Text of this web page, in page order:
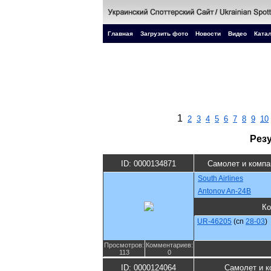
Главная Загрузить фото Новости Видео
1 2 3 4 5 6 7 8 9 10
ID: 0000134871 Самолет и
South Airlines
Antonov An-24B
UR-46205 (cn 28-03)
Просмотров:
113
Комментариев:
0
ID: 0000124064 Самолет и